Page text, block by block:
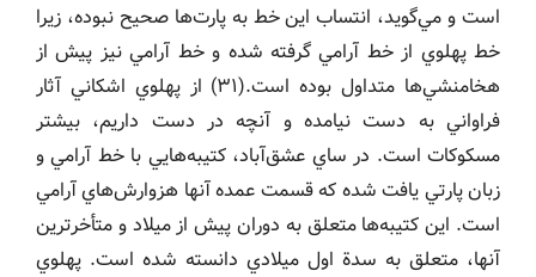
است و مي‌گويد، انتساب اين خط به پارت‌ها صحيح نبوده، زيرا
خط پهلوي از خط آرامي گرفته شده و خط آرامي نيز پيش از
هخامنشي‌ها متداول بوده است.(٣١) از پهلوي اشكاني آثار
فراواني به دست نيامده و آنچه در دست داريم، بيشتر
مسكوكات است. در ساي عشق‌آباد، كتيبه‌هايي با خط آرامي و
زبان پارتي يافت شده كه قسمت عمده آنها هزوارش‌هاي آرامي
است. اين كتيبه‌ها متعلق به دوران پيش از ميلاد و متأخرترين
آنها، متعلق به سدة اول ميلادي دانسته شده است. پهلوي